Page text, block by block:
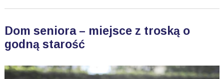
Dom seniora – miejsce z troską o
godną starość